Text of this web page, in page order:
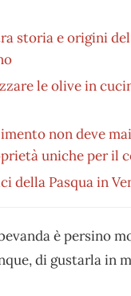
storia e origini
le olive in
non deve
uniche per il
della Pasqua in
è persino
di gustarla in